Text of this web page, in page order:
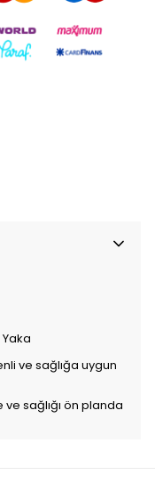
ve sağlığa uygun
sağlığı ön planda